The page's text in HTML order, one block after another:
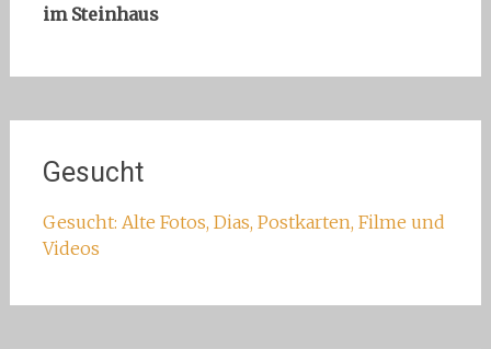
im Steinhaus
Gesucht
Gesucht: Alte Fotos, Dias, Postkarten, Filme und
Videos